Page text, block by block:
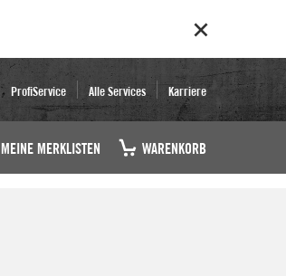
ProfiService Alle Services Karriere
MEINE MERKLISTEN WARENKORB